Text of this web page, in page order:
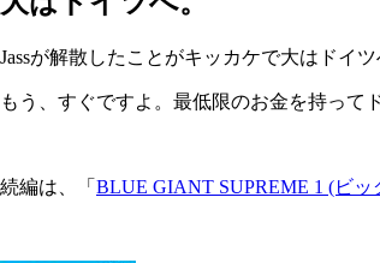
Jassが解散したことがキッカケで大はドイ
もう、すぐですよ。最低限のお金を持って
続編は、「 BLUE GIANT SUPREME 1 (ビ